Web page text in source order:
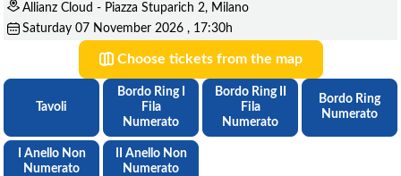
Allianz Cloud - Piazza Stuparich 2, Milano
Saturday 07 November 2026 , 17:30h
Choose tickets from the map
Tavoli
Bordo Ring I
Fila
Numerato
Bordo Ring II
Fila
Numerato
Bordo Ring
Numerato
I Anello Non
Numerato
II Anello Non
Numerato